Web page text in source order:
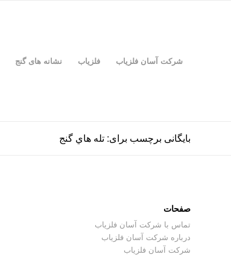
شرکت آسان فلزیاب فلزیاب نشانه های گنج
بایگانی برچسب برای: تله هاي گنج
صفحات
تماس با شرکت آسان فلزیاب
درباره شرکت آسان فلزیاب
شرکت آسان فلزیاب